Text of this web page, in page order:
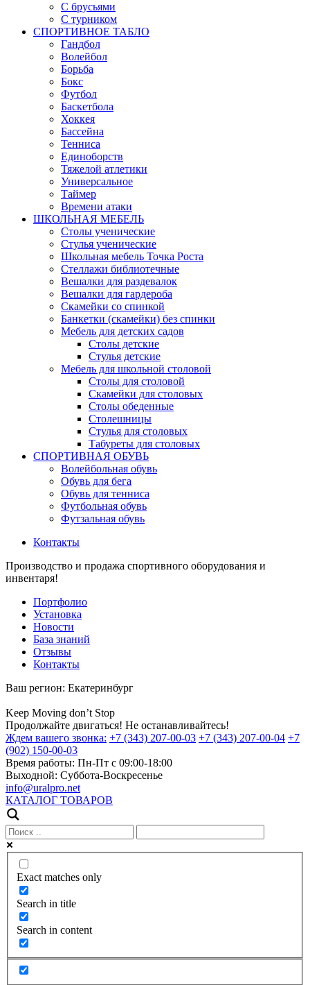
С брусьями
С турником
СПОРТИВНОЕ ТАБЛО
Гандбол
Волейбол
Борьба
Бокс
Футбол
Баскетбола
Хоккея
Бассейна
Тенниса
Единоборств
Тяжелой атлетики
Универсальное
Таймер
Времени атаки
ШКОЛЬНАЯ МЕБЕЛЬ
Столы ученические
Стулья ученические
Школьная мебель Точка Роста
Стеллажи библиотечные
Вешалки для раздевалок
Вешалки для гардероба
Скамейки со спинкой
Банкетки (скамейки) без спинки
Мебель для детских садов
Столы детские
Стулья детские
Мебель для школьной столовой
Столы для столовой
Скамейки для столовых
Столы обеденные
Столешницы
Стулья для столовых
Табуреты для столовых
СПОРТИВНАЯ ОБУВЬ
Волейбольная обувь
Обувь для бега
Обувь для тенниса
Футбольная обувь
Футзальная обувь
Контакты
Производство и продажа спортивного оборудования и
инвентаря!
Портфолио
Установка
Новости
База знаний
Отзывы
Контакты
Ваш регион: Екатеринбург
Keep Moving don’t Stop
Продолжайте двигаться! Не останавливайтесь!
Ждем вашего звонка: +7 (343) 207-00-03 +7 (343) 207-00-04 +7
(902) 150-00-03
Время работы: Пн-Пт с 09:00-18:00
Выходной: Суббота-Воскресенье
info@uralpro.net
КАТАЛОГ ТОВАРОВ
Exact matches only
Search in title
Search in content